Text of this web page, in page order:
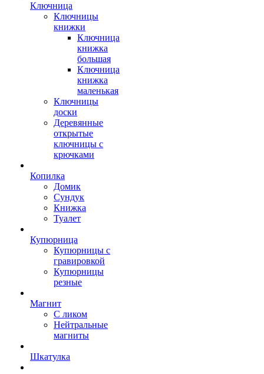
Ключница
Ключницы
книжки
Ключница
книжка
большая
Ключница
книжка
маленькая
Ключницы
доски
Деревянные
открытые
ключницы с
крючками
Копилка
Домик
Сундук
Книжка
Туалет
Купюрница
Купюрницы с
гравировкой
Купюрницы
резные
Магнит
С ликом
Нейтральные
магниты
Шкатулка